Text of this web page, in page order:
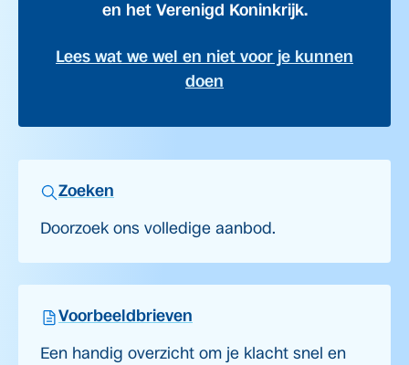
en het Verenigd Koninkrijk.
Lees wat we wel en niet voor je kunnen
doen
Zoeken
Doorzoek ons volledige aanbod.
Voorbeeldbrieven
Een handig overzicht om je klacht snel en